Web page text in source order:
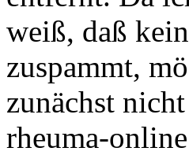
weiß, daß
zuspammt,
zunächst
rheuma-